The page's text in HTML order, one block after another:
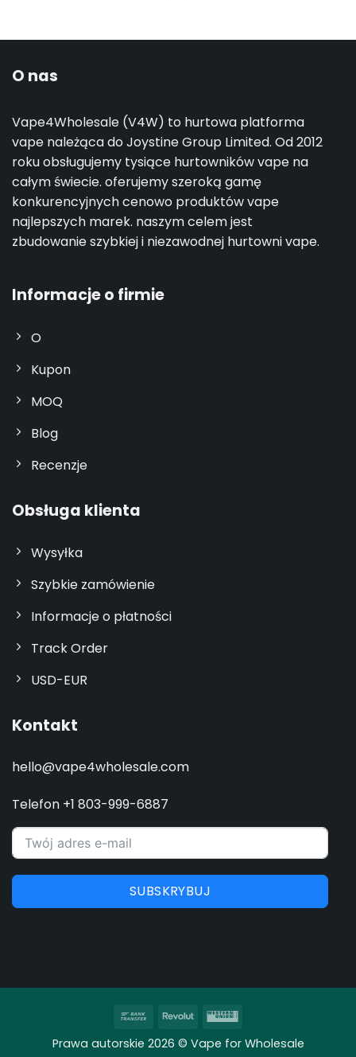
O nas
Vape4Wholesale (V4W) to hurtowa platforma
vape należąca do Joystine Group Limited. Od 2012
roku obsługujemy tysiące hurtowników vape na
całym świecie. oferujemy szeroką gamę
konkurencyjnych cenowo produktów vape
najlepszych marek. naszym celem jest
zbudowanie szybkiej i niezawodnej hurtowni vape.
Informacje o firmie
O
Kupon
MOQ
Blog
Recenzje
Obsługa klienta
Wysyłka
Szybkie zamówienie
Informacje o płatności
Track Order
USD-EUR
Kontakt
hello@vape4wholesale.com
Telefon +1 803-999-6887
SUBSKRYBUJ
PrzelewRevolutWestern
Prawa autorskie 2026 © Vape for Wholesale